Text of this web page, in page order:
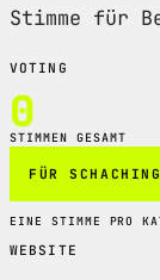
Stimme für
VOTING
0
STIMMEN GESAMT
FÜR
EINE STIMME PRO
WEBSITE